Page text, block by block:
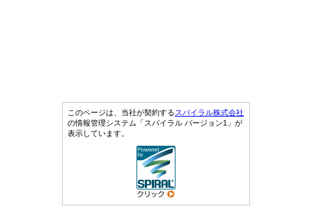
このページは、当社が契約するスパイラル株式会社
の情報管理システム「スパイラル バージョン1」が
表示しています。